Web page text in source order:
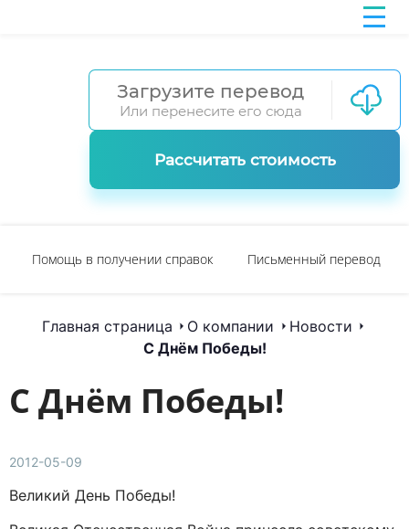
Загрузите перевод
Или перенесите его сюда
Рассчитать стоимость
Помощь в получении справок Письменный перевод
Главная страница О компании
Новости
С Днём Победы!
С Днём Победы!
2012-05-09
Великий День Победы!